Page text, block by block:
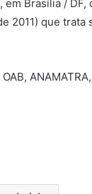
Brasília / DF,
2011) que
ANAMATRA,